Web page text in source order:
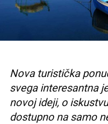
Nova turistička
svega interesantna
novoj ideji, o
dostupno na samo